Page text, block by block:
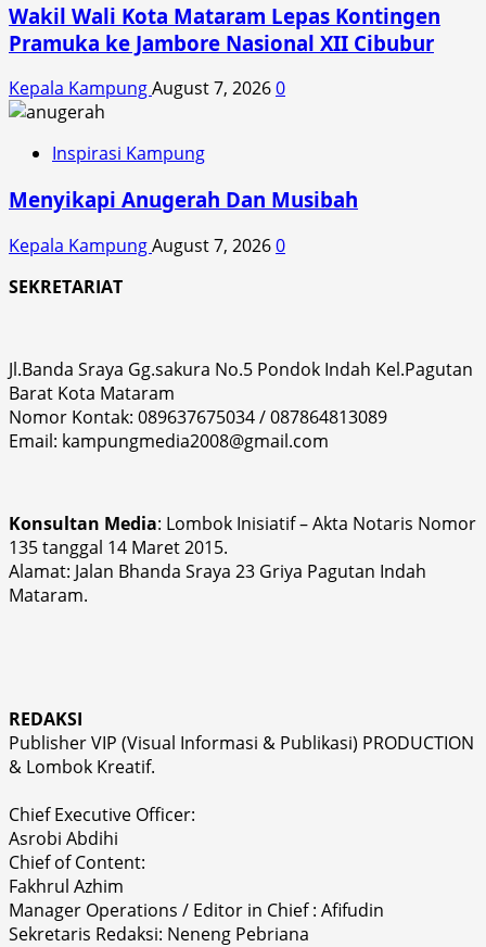
Wakil Wali Kota Mataram Lepas Kontingen
Pramuka ke Jambore Nasional XII Cibubur
Kepala KampungAugust 7, 20260
Inspirasi Kampung
Menyikapi Anugerah Dan Musibah
Kepala KampungAugust 7, 20260
SEKRETARIAT
Jl.Banda Sraya Gg.sakura No.5 Pondok Indah Kel.Pagutan
Barat Kota Mataram
Nomor Kontak: 089637675034 / 087864813089
Email: kampungmedia2008@gmail.com
Konsultan Media: Lombok Inisiatif – Akta Notaris Nomor
135 tanggal 14 Maret 2015.
Alamat: Jalan Bhanda Sraya 23 Griya Pagutan Indah
Mataram.
REDAKSI
Publisher VIP (Visual Informasi & Publikasi) PRODUCTION
& Lombok Kreatif.
Chief Executive Officer:
Asrobi Abdihi
Chief of Content:
Fakhrul Azhim
Manager Operations / Editor in Chief : Afifudin
Sekretaris Redaksi: Neneng Pebriana